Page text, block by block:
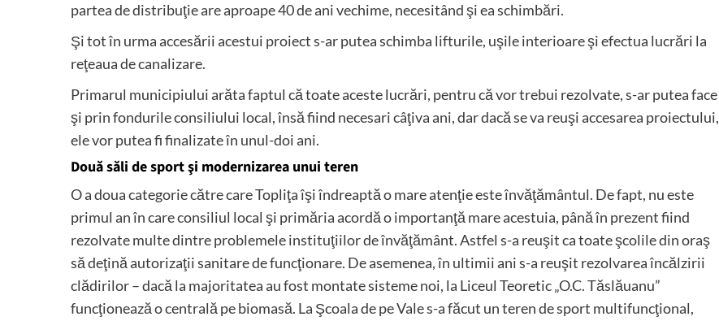
partea de distribuţie are aproape 40 de ani vechime, necesitând şi ea schimbări.
Şi tot în urma accesării acestui proiect s-ar putea schimba lifturile, uşile interioare şi efectua lucrări la
reţeaua de canalizare.
Primarul municipiului arăta faptul că toate aceste lucrări, pentru că vor trebui rezolvate, s-ar putea face
şi prin fondurile consiliului local, însă fiind necesari câţiva ani, dar dacă se va reuşi accesarea proiectului,
ele vor putea fi finalizate în unul-doi ani.
Două săli de sport şi modernizarea unui teren
O a doua categorie către care Topliţa îşi îndreaptă o mare atenţie este învăţământul. De fapt, nu este
primul an în care consiliul local şi primăria acordă o importanţă mare acestuia, până în prezent fiind
rezolvate multe dintre problemele instituţiilor de învăţământ. Astfel s-a reuşit ca toate şcolile din oraş
să deţină autorizaţii sanitare de funcţionare. De asemenea, în ultimii ani s-a reuşit rezolvarea încălzirii
clădirilor – dacă la majoritatea au fost montate sisteme noi, la Liceul Teoretic „O.C. Tăslăuanu”
funcţionează o centrală pe biomasă. La Şcoala de pe Vale s-a făcut un teren de sport multifuncţional,